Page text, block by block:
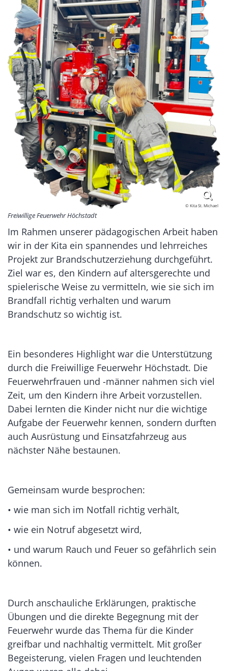
© Kita St. Michael
Freiwillige Feuerwehr Höchstadt
Im Rahmen unserer pädagogischen Arbeit haben
wir in der Kita ein spannendes und lehrreiches
Projekt zur Brandschutzerziehung durchgeführt.
Ziel war es, den Kindern auf altersgerechte und
spielerische Weise zu vermitteln, wie sie sich im
Brandfall richtig verhalten und warum
Brandschutz so wichtig ist.
Ein besonderes Highlight war die Unterstützung
durch die Freiwillige Feuerwehr Höchstadt. Die
Feuerwehrfrauen und -männer nahmen sich viel
Zeit, um den Kindern ihre Arbeit vorzustellen.
Dabei lernten die Kinder nicht nur die wichtige
Aufgabe der Feuerwehr kennen, sondern durften
auch Ausrüstung und Einsatzfahrzeug aus
nächster Nähe bestaunen.
Gemeinsam wurde besprochen:
• wie man sich im Notfall richtig verhält,
• wie ein Notruf abgesetzt wird,
• und warum Rauch und Feuer so gefährlich sein
können.
Durch anschauliche Erklärungen, praktische
Übungen und die direkte Begegnung mit der
Feuerwehr wurde das Thema für die Kinder
greifbar und nachhaltig vermittelt. Mit großer
Begeisterung, vielen Fragen und leuchtenden